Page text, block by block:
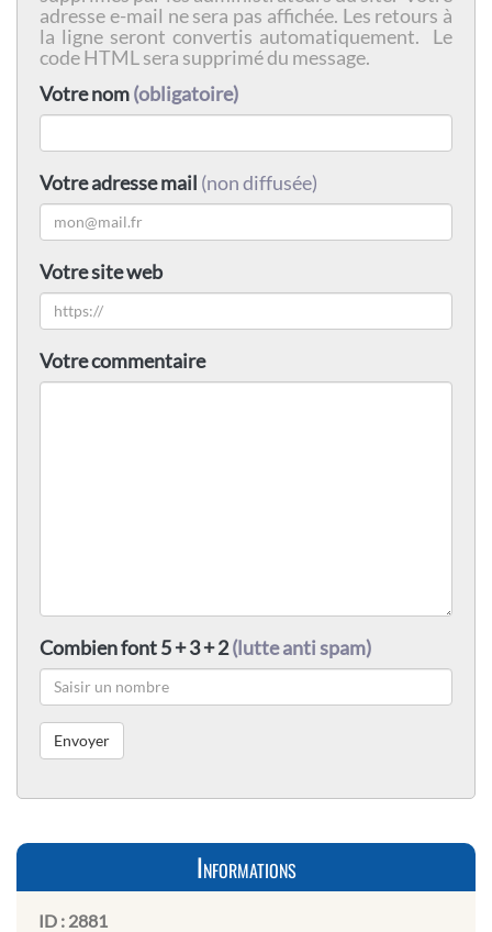
adresse e-mail ne sera pas affichée. Les retours à
la ligne seront convertis automatiquement. Le
code HTML sera supprimé du message.
Votre nom(obligatoire)
Votre adresse mail (non diffusée)
Votre site web
Votre commentaire
Combien font 5 + 3 + 2(lutte anti spam)
Informations
ID : 2881